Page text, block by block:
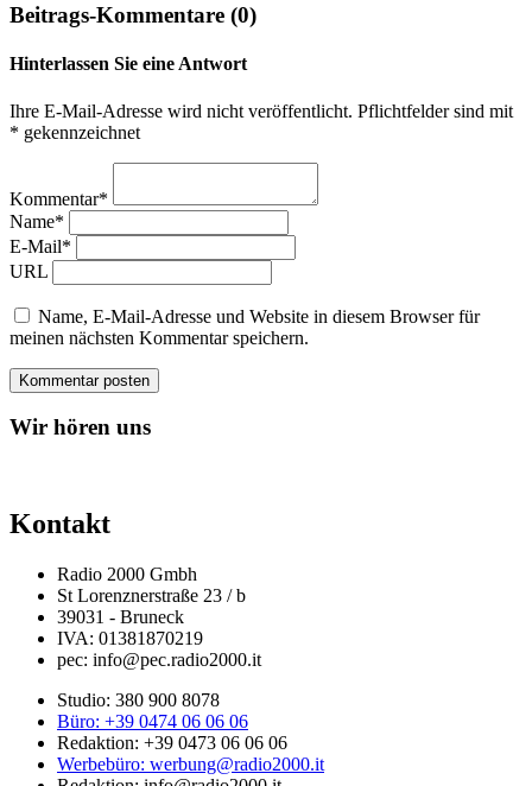
Beitrags-Kommentare (0)
Hinterlassen Sie eine Antwort
Ihre E-Mail-Adresse wird nicht veröffentlicht. Pflichtfelder sind mit
* gekennzeichnet
Kommentar*
Name*
E-Mail*
URL
Name, E-Mail-Adresse und Website in diesem Browser für
meinen nächsten Kommentar speichern.
Wir hören uns
Kontakt
Radio 2000 Gmbh
St Lorenznerstraße 23 / b
39031 - Bruneck
IVA: 01381870219
pec: info@pec.radio2000.it
Studio: 380 900 8078
Büro: +39 0474 06 06 06
Redaktion: +39 0473 06 06 06
Werbebüro: werbung@radio2000.it